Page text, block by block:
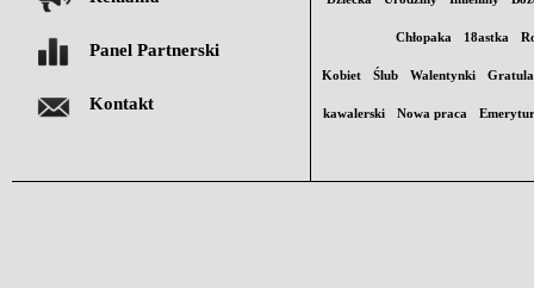
Panel Partnerski
Kontakt
Chłopaka 18astka
Kobiet Ślub Walentynki
kawalerski Nowa praca